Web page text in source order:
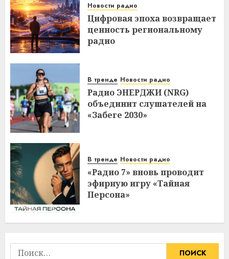
Новости радио
Цифровая эпоха возвращает
ценность региональному
радио
В тренде Новости радио
Радио ЭНЕРДЖИ (NRG)
объединит слушателей на
«Забеге 2030»
В тренде Новости радио
«Радио 7» вновь проводит
эфирную игру «Тайная
Персона»
Найти: